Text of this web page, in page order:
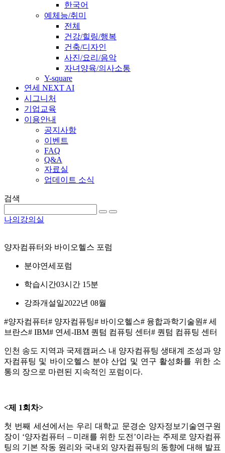
한국어
예체능/취미
전체
건강/힐링/행복
건축/디자인
사진/요리/음악
자녀양육/의사소통
Y-square
연세 NEXT AI
시그니처
기업교육
이용안내
공지사항
이벤트
FAQ
Q&A
자료실
업데이트 소식
검색
나의강의실
양자컴퓨터와 바이오헬스 포럼
분야연세포럼
학습시간03시간 15분
강좌개설일2022년 08월
#양자컴퓨터# 양자컴퓨팅# 바이오헬스# 융합과학기술원# 세
브란스# IBM# 연세-IBM 퀀텀 컴퓨팅 센터# 퀀텀 컴퓨팅 센터
인천 송도 지역과 국제캠퍼스 내 양자컴퓨팅 생태계 조성과 양
자컴퓨팅 및 바이오헬스 분야 산업 및 연구 활성화를 위한 소
통의 장으로 마련된 지속적인 포럼이다.
<제 1회차>
첫 번째 세션에서는 우리 대학교 문경순 양자정보기술연구원
장이 ‘양자컴퓨터 – 미래를 위한 도전’이라는 주제로 양자컴퓨
팅의 기본 작동 원리와 국내외 양자컴퓨팅의 동향에 대해 발표